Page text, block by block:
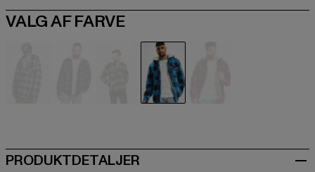
VALG AF FARVE
PRODUKTDETALJER